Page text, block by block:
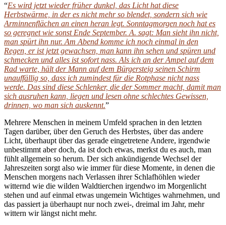
“Es wird jetzt wieder früher dunkel, das Licht hat diese
Herbstwärme, in der es nicht mehr so blendet, sondern sich wie
Arminnenflächen an einen heran legt. Sonntagmorgen noch hat es
so geregnet wie sonst Ende September. A. sagt: Man sieht ihn nicht,
man spürt ihn nur. Am Abend komme ich noch einmal in den
Regen, er ist jetzt gewachsen, man kann ihn sehen und spüren und
schmecken und alles ist sofort nass. Als ich an der Ampel auf dem
Rad warte, hält der Mann auf dem Bürgersteig seinen Schirm
unauffällig so, dass ich zumindest für die Rotphase nicht nass
werde. Das sind diese Schlenker, die der Sommer macht, damit man
sich ausruhen kann, liegen und lesen ohne schlechtes Gewissen,
drinnen, wo man sich auskennt.”
Mehrere Menschen in meinem Umfeld sprachen in den letzten
Tagen darüber, über den Geruch des Herbstes, über das andere
Licht, überhaupt über das gerade eingetretene Andere, irgendwie
unbestimmt aber doch, da ist doch etwas, merkst du es auch, man
fühlt allgemein so herum. Der sich ankündigende Wechsel der
Jahreszeiten sorgt also wie immer für diese Momente, in denen die
Menschen morgens nach Verlassen ihrer Schlafhöhlen wieder
witternd wie die wilden Waldtierchen irgendwo im Morgenlicht
stehen und auf einmal etwas ungemein Wichtiges wahrnehmen, und
das passiert ja überhaupt nur noch zwei-, dreimal im Jahr, mehr
wittern wir längst nicht mehr.